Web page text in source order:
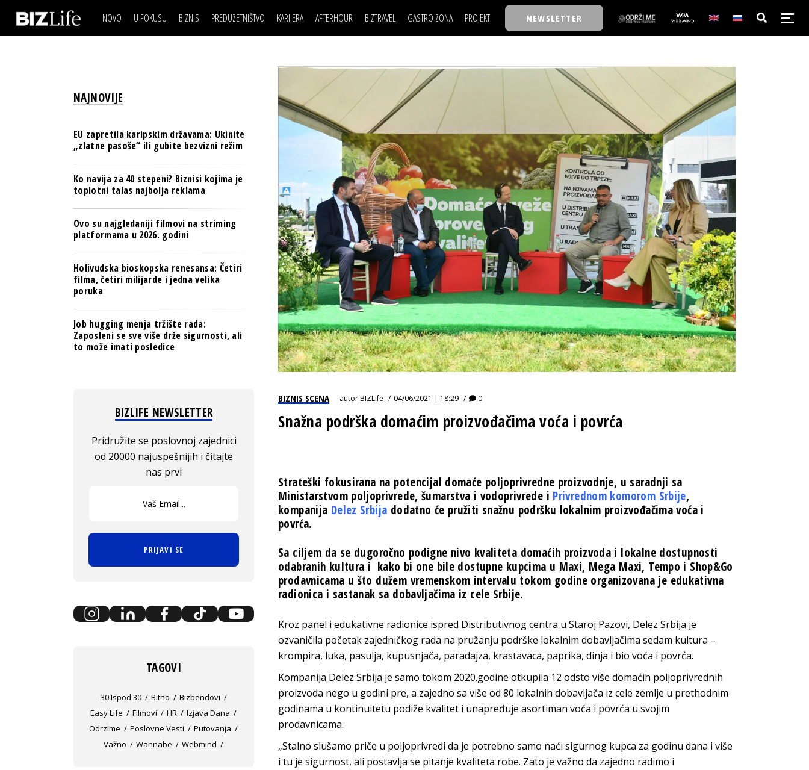
NOVO U FOKUSU BIZNIS
BREND I KOMUNIKACIJE
BANKE
OSIGURANJE
TECH I AI
BIZNIS & SPORT
PULS REGIONA
NOVO NA RAFU
PREDUZETNIŠTVO KARIJERA
MOJ UGAO
USAVRŠAVANJE
AFTERHOUR
KNJIGE
AUTO SVET
STIL
WELLBEING
BIZTRAVEL GASTRO ZONA PROJEKTI
BACK TO OFFICE/SCHOOL
BIZBENDOVI
BIZKOLEGIJUM
BMW BIZNIS LIGA
BIZLIFE WEEK
IZJAVA GODINE
NEWSLETTER
IZJAVA DANABIZNIS SCENA
BREND I KOMUNIKACIJE
OSIGURANJE
TECH I AI
PULS REGIONA
POSAO
MOJ UGAO
USAVRŠAVANJE
KNOW-HOW
FILM I SCENA
AUTO SVET
STIL
WELLBEING
NAJKOLEGA
30 ISPOD 30
BACK TO OFFICE/SCHOOL
BMW BIZNIS LIGA
BIZLIFE WEEK
IZJAVA GODINE
BIZNIS SCENA autorBIZLife 04/06/2021 | 18:29 0
Snažna podrška domaćim proizvođačima voća i povrća
Strateški fokusirana na potencijal domaće poljoprivredne proizvodnje, u saradnji sa
Ministarstvom poljoprivrede, šumarstva i vodoprivrede i Privrednom komorom Srbije,
kompanija Delez Srbija dodatno će pružiti snažnu podršku lokalnim proizvođačima voća i
povrća.
Sa ciljem da se dugoročno podigne nivo kvaliteta domaćih proizvoda i lokalne dostupnosti
odabranih kultura i kako bi one bile dostupne kupcima u Maxi, Mega Maxi, Tempo i Shop&Go
prodavnicama u što dužem vremenskom intervalu tokom godine organizovana je edukativna
radionica i sastanak sa dobavljačima iz cele Srbije.
Kroz panel i edukativne radionice ispred Distributivnog centra u Staroj Pazovi, Delez Srbija je
ozvaničila početak zajedničkog rada na pružanju podrške lokalnim dobavljačima sedam kultura –
krompira, luka, pasulja, kupusnjača, paradajza, krastavaca, paprika, dinja i bio voća i povrća.
Kompanija Delez Srbija je samo tokom 2020.godine otkupila 12 odsto više domaćih poljoprivrednih
proizvoda nego u godini pre, a zajedno sa više od 80 lokalnih dobavljača iz cele zemlje u prethodnim
godinama u kontinuitetu podiže kvalitet i unapređuje asortiman voća i povrća u svojim
prodavnicama.
„Stalno slušamo priče u poljoprivredi da je potrebno samo naći sigurnog kupca za godinu dana i više
i tu je sigurnost, ali postavlja se pitanje kvaliteta robe. Zato je važno da zajedno radimo i
NAJNOVIJE
EU zapretila karipskim državama: Ukinite
„zlatne pasoše“ ili gubite bezvizni režim
Ko navija za 40 stepeni? Biznisi kojima je
toplotni talas najbolja reklama
Ovo su najgledaniji filmovi na striming
platformama u 2026. godini
Holivudska bioskopska renesansa: Četiri
filma, četiri milijarde i jedna velika
poruka
Job hugging menja tržište rada:
Zaposleni se sve više drže sigurnosti, ali
to može imati posledice
BIZLIFE NEWSLETTER
Pridružite se poslovnoj zajednici
od 20000 najuspešnijih i čitajte
nas prvi
PRIJAVI SE
TAGOVI
30 Ispod 30 Bitno
Bizbendovi
Easy Life
Filmovi HR
Izjava Dana
Odrzime
Poslovne Vesti
Putovanja
Važno
Wannabe Webmind